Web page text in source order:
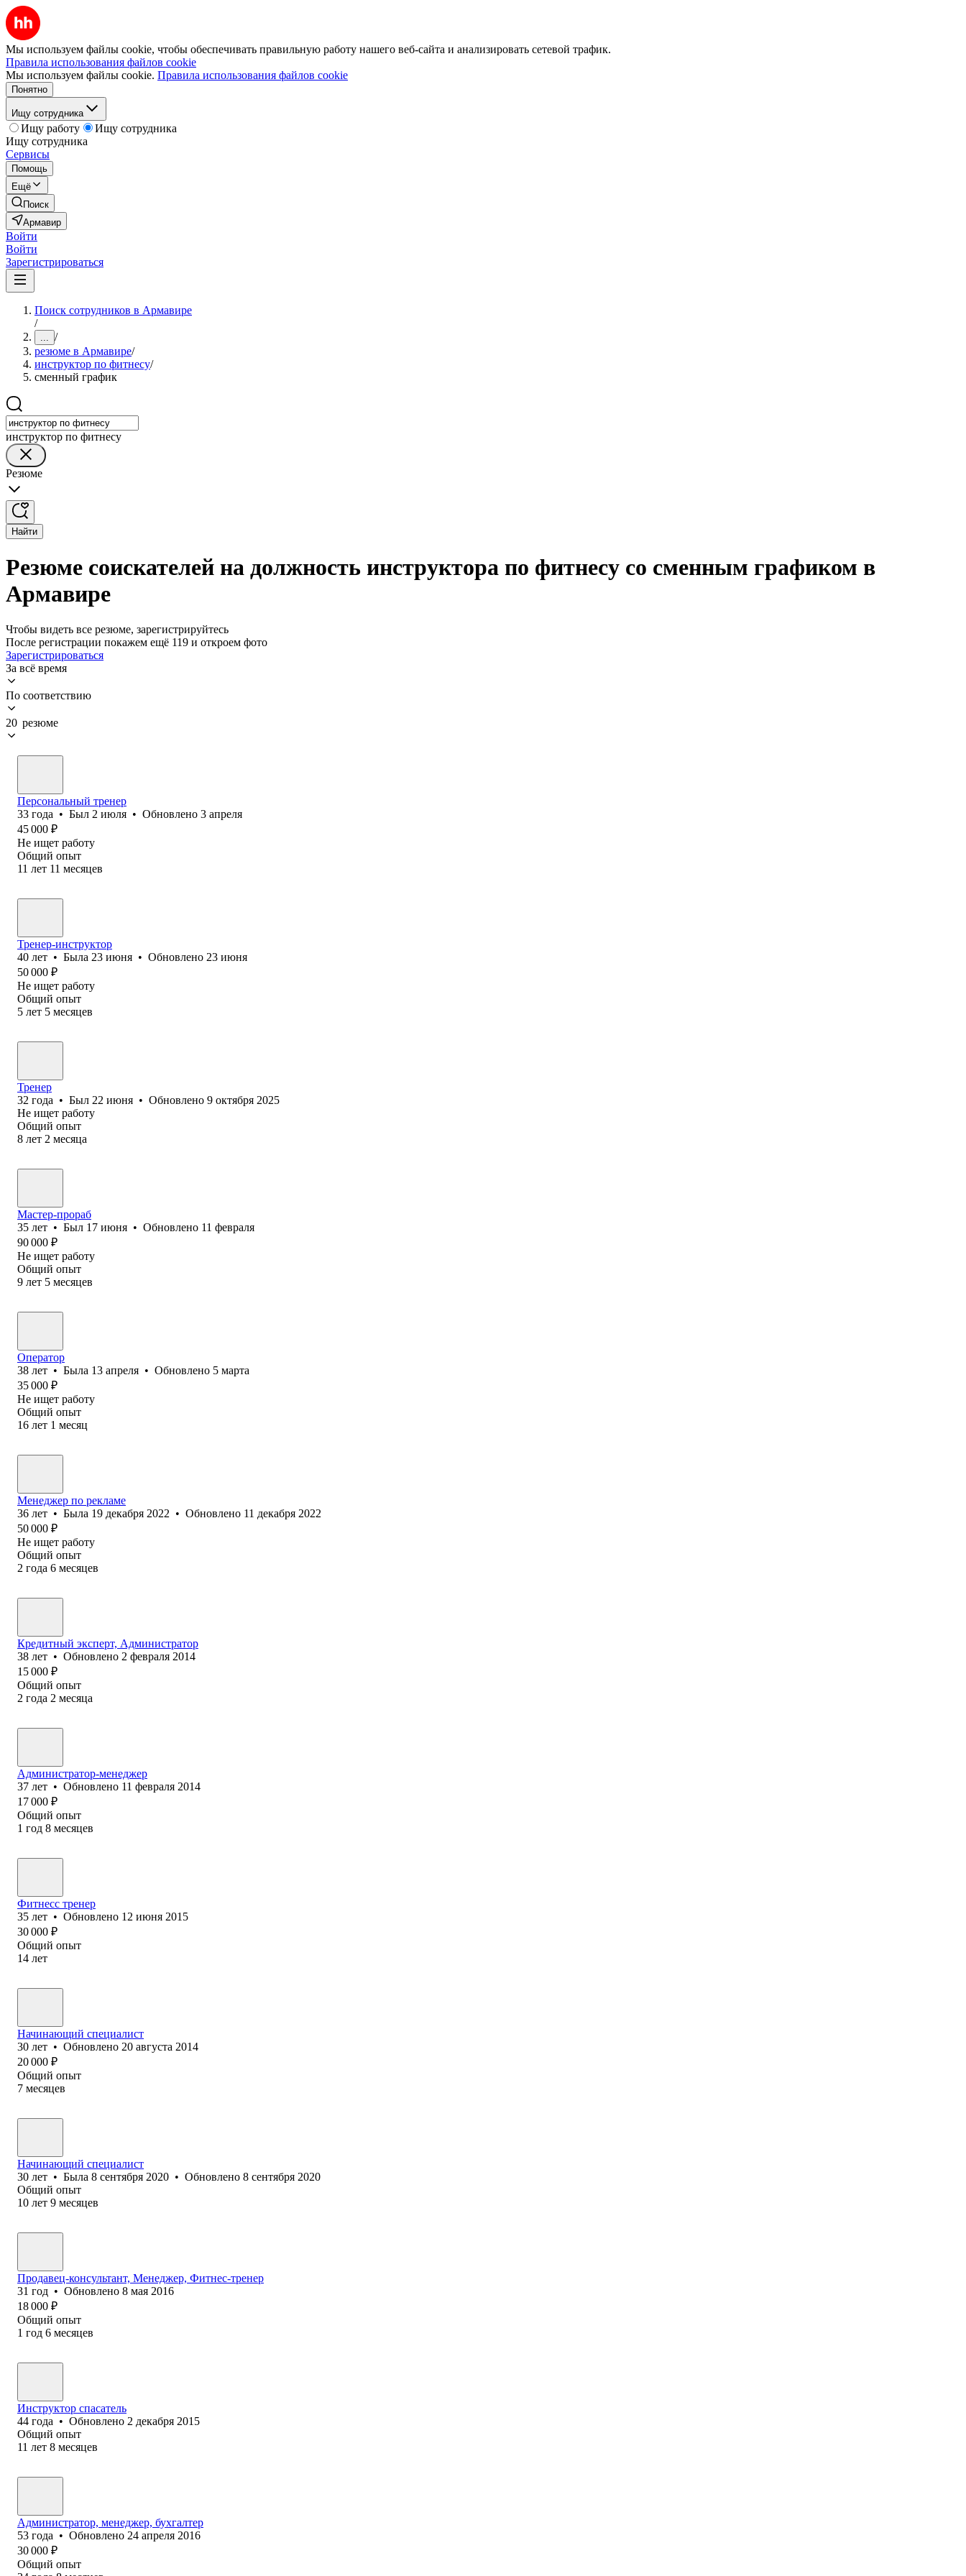
Мы используем файлы cookie, чтобы обеспечивать правильную работу нашего веб-сайта и анализировать сетевой трафик.
Правила использования файлов cookie
Мы используем файлы cookie. Правила использования файлов cookie
Понятно
Ищу сотрудника
Ищу работу
Ищу сотрудника
Ищу сотрудника
Сервисы
Помощь
Ещё
Поиск
Армавир
Войти
Войти
Зарегистрироваться
Поиск сотрудников в Армавире
/
... /
резюме в Армавире/
инструктор по фитнесу/
сменный график
инструктор по фитнесу
Резюме
Найти
Резюме соискателей на должность инструктора по фитнесу со сменным графиком в
Армавире
Чтобы видеть все резюме, зарегистрируйтесь
После регистрации покажем ещё 119 и откроем фото
Зарегистрироваться
За всё время
По соответствию
20 резюме
Персональный тренер
33 года • Был 2 июля • Обновлено 3 апреля
45 000 ₽
Не ищет работу
Общий опыт
11 лет 11 месяцев
Тренер-инструктор
40 лет • Была 23 июня • Обновлено 23 июня
50 000 ₽
Не ищет работу
Общий опыт
5 лет 5 месяцев
Тренер
32 года • Был 22 июня • Обновлено 9 октября 2025
Не ищет работу
Общий опыт
8 лет 2 месяца
Мастер-прораб
35 лет • Был 17 июня • Обновлено 11 февраля
90 000 ₽
Не ищет работу
Общий опыт
9 лет 5 месяцев
Оператор
38 лет • Была 13 апреля • Обновлено 5 марта
35 000 ₽
Не ищет работу
Общий опыт
16 лет 1 месяц
Менеджер по рекламе
36 лет • Была 19 декабря 2022 • Обновлено 11 декабря 2022
50 000 ₽
Не ищет работу
Общий опыт
2 года 6 месяцев
Кредитный эксперт, Администратор
38 лет • Обновлено 2 февраля 2014
15 000 ₽
Общий опыт
2 года 2 месяца
Администратор-менеджер
37 лет • Обновлено 11 февраля 2014
17 000 ₽
Общий опыт
1 год 8 месяцев
Фитнесс тренер
35 лет • Обновлено 12 июня 2015
30 000 ₽
Общий опыт
14 лет
Начинающий специалист
30 лет • Обновлено 20 августа 2014
20 000 ₽
Общий опыт
7 месяцев
Начинающий специалист
30 лет • Была 8 сентября 2020 • Обновлено 8 сентября 2020
Общий опыт
10 лет 9 месяцев
Продавец-консультант, Менеджер, Фитнес-тренер
31 год • Обновлено 8 мая 2016
18 000 ₽
Общий опыт
1 год 6 месяцев
Инструктор спасатель
44 года • Обновлено 2 декабря 2015
Общий опыт
11 лет 8 месяцев
Администратор, менеджер, бухгалтер
53 года • Обновлено 24 апреля 2016
30 000 ₽
Общий опыт